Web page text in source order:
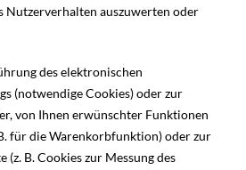
Nutzerverhalten auszuwerten oder
des elektronischen
(notwendige Cookies) oder zur
von Ihnen erwünschter Funktionen
für die Warenkorbfunktion) oder zur
B. Cookies zur Messung des